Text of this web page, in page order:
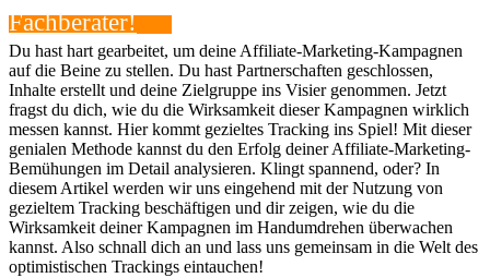
Fachberater!
Du‌ hast hart gearbeitet, um​ deine ⁤Affiliate-Marketing-Kampagnen
auf die Beine⁤ zu stellen. Du hast Partnerschaften geschlossen,
Inhalte erstellt und deine Zielgruppe ins​ Visier ‌genommen. ⁢Jetzt
fragst ⁤du dich, wie du⁣ die Wirksamkeit ⁤dieser Kampagnen wirklich
messen kannst.‍ Hier kommt gezieltes Tracking ins ​Spiel! Mit dieser
genialen​ Methode⁣ kannst du den Erfolg deiner‌ Affiliate-Marketing-
Bemühungen im Detail​ analysieren.​ Klingt spannend, oder? In
diesem⁤ Artikel werden wir uns eingehend ⁣mit​ der Nutzung von
gezieltem Tracking⁣ beschäftigen und ‍dir zeigen, ‌wie du die
Wirksamkeit ⁤deiner Kampagnen ⁣im Handumdrehen überwachen
kannst. Also schnall dich an und lass uns⁣ gemeinsam in‌ die ‍Welt‍ des​
optimistischen Trackings eintauchen!